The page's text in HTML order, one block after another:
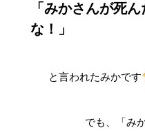
「みかさんが死
な！」
と言われたみかです
でも、「み